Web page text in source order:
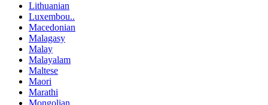
Lithuanian
Luxembou..
Macedonian
Malagasy
Malay
Malayalam
Maltese
Maori
Marathi